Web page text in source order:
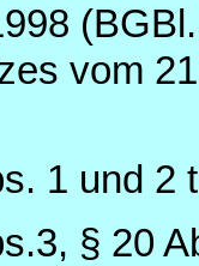
vom
1 und
§ 20